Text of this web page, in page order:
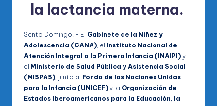
la lactancia materna.
Santo Domingo. – El Gabinete de la Niñez y
Adolescencia (GANA) , el Instituto Nacional de
Atención Integral a la Primera Infancia (INAIPI)y
el Ministerio de Salud Pública y Asistencia Social
(MISPAS) , junto al Fondo de las Naciones Unidas
para la Infancia (UNICEF)y la Organización de
Estados Iberoamericanos para la Educación, la